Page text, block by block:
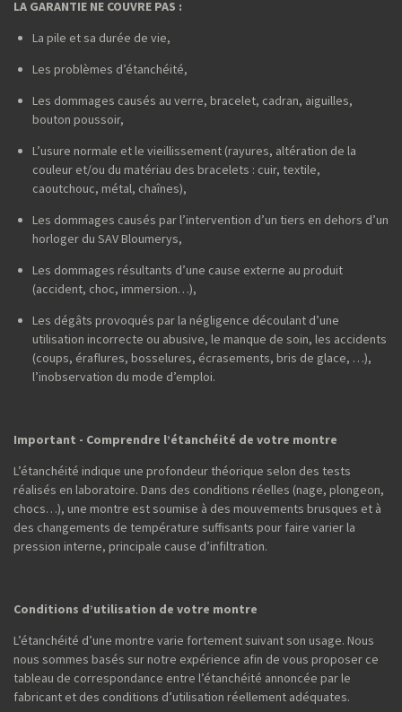
LA GARANTIE NE COUVRE PAS :
La pile et sa durée de vie,
Les problèmes d’étanchéité,
Les dommages causés au verre, bracelet, cadran, aiguilles,
bouton poussoir,
L’usure normale et le vieillissement (rayures, altération de la
couleur et/ou du matériau des bracelets : cuir, textile,
caoutchouc, métal, chaînes),
Les dommages causés par l’intervention d’un tiers en dehors d’un
horloger du SAV Bloumerys,
Les dommages résultants d’une cause externe au produit
(accident, choc, immersion…),
Les dégâts provoqués par la négligence découlant d’une
utilisation incorrecte ou abusive, le manque de soin, les accidents
(coups, éraflures, bosselures, écrasements, bris de glace, …),
l’inobservation du mode d’emploi.
Important - Comprendre l’étanchéité de votre montre
L’étanchéité indique une profondeur théorique selon des tests
réalisés en laboratoire. Dans des conditions réelles (nage, plongeon,
chocs…), une montre est soumise à des mouvements brusques et à
des changements de température suffisants pour faire varier la
pression interne, principale cause d’infiltration.
Conditions d’utilisation de votre montre
L’étanchéité d’une montre varie fortement suivant son usage. Nous
nous sommes basés sur notre expérience afin de vous proposer ce
tableau de correspondance entre l’étanchéité annoncée par le
fabricant et des conditions d’utilisation réellement adéquates.